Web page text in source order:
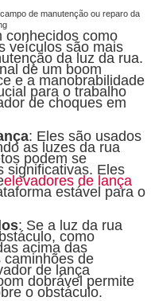
conhecidos como
veículos são mais
da luz da rua.
de um boom
e a manobrabilidade
para o trabalho
de choques em
: Eles são usados ​​
as luzes da rua
podem se
significativas. Eles
elevadores de lança
estável para o
: Se a luz da rua
como
acima das
caminhões de
de lança
dobrável permite
o obstáculo.